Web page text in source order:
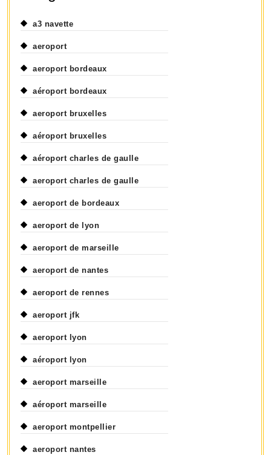
a3 navette
aeroport
aeroport bordeaux
aéroport bordeaux
aeroport bruxelles
aéroport bruxelles
aéroport charles de gaulle
aeroport charles de gaulle
aeroport de bordeaux
aeroport de lyon
aeroport de marseille
aeroport de nantes
aeroport de rennes
aeroport jfk
aeroport lyon
aéroport lyon
aeroport marseille
aéroport marseille
aeroport montpellier
aeroport nantes